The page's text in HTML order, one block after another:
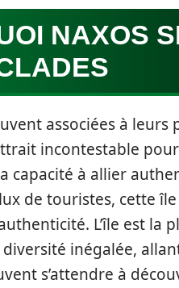
NAXOS
associées à
incontestable
capacité à allier
de touristes, cette
L’île est la
diversité inégalée,
s’attendre à